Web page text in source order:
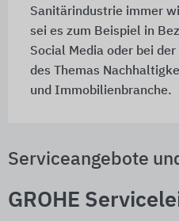
Sanitärindustrie immer
sei es zum Beispiel in
Social Media oder bei
des Themas
und Immobilienbranche.
Serviceangebote
GROHE